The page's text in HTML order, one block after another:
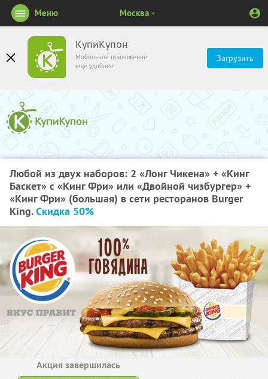
КупиКупон
Мобильное приложение
ещё удобнее
Загрузить
Меню Москва
Любой из двух наборов: 2 «Лонг Чикена» + «Кинг
Баскет» с «Кинг Фри» или «Двойной чизбургер» +
«Кинг Фри» (большая) в сети ресторанов Burger
King.Скидка 50%
Акция завершилась